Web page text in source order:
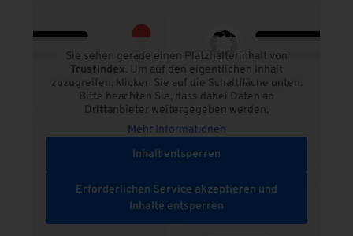
Sie sehen gerade einen Platzhalterinhalt von
TrustIndex. Um auf den eigentlichen Inhalt
zuzugreifen, klicken Sie auf die Schaltfläche unten.
Bitte beachten Sie, dass dabei Daten an
Drittanbieter weitergegeben werden.
Mehr Informationen
Inhalt entsperren
Erforderlichen Service akzeptieren und
Inhalte entsperren